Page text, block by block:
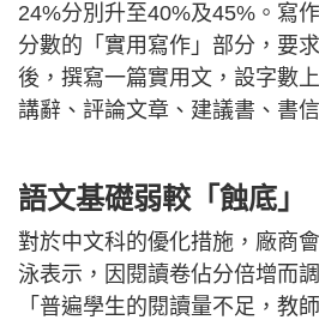
24%分別升至40%及45%。寫
分數的「實用寫作」部分，要
後，撰寫一篇實用文，設字數
講辭、評論文章、建議書、書信
語文基礎弱較「蝕底」
對於中文科的優化措施，廠商
泳表示，因閱讀卷佔分倍增而
「普遍學生的閱讀量不足，教